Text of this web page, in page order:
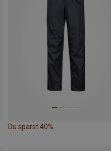
Du sparst 40%